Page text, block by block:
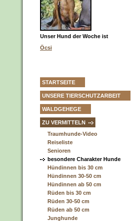
Unser Hund der Woche ist
Öcsi
STARTSEITE
UNSERE TIERSCHUTZARBEIT
WALDGEHEGE
ZU VERMITTELN
Traumhunde-Video
Reiseliste
Senioren
besondere Charakter Hunde
Hündinnen bis 30 cm
Hündinnen 30-50 cm
Hündinnen ab 50 cm
Rüden bis 30 cm
Rüden 30-50 cm
Rüden ab 50 cm
Junghunde